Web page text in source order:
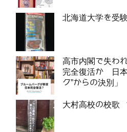
北海道大学を受
高市内閣で失わ
完全復活か 日本
ク”からの決別」
大村高校の校歌